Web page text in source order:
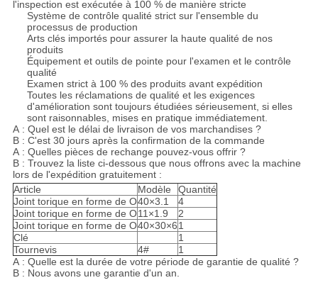
l'inspection est exécutée à 100 % de manière stricte
Système de contrôle qualité strict sur l'ensemble du
processus de production
Arts clés importés pour assurer la haute qualité de nos
produits
Équipement et outils de pointe pour l'examen et le contrôle
qualité
Examen strict à 100 % des produits avant expédition
Toutes les réclamations de qualité et les exigences
d'amélioration sont toujours étudiées sérieusement, si elles
sont raisonnables, mises en pratique immédiatement.
A : Quel est le délai de livraison de vos marchandises ?
B : C'est 30 jours après la confirmation de la commande
A : Quelles pièces de rechange pouvez-vous offrir ?
B : Trouvez la liste ci-dessous que nous offrons avec la machine
lors de l'expédition gratuitement :
Article
Modèle
Quantité
Joint torique en forme de O40×3.1
4
Joint torique en forme de O11×1.9
2
Joint torique en forme de O40×30×61
Clé
1
Tournevis
4#
1
A : Quelle est la durée de votre période de garantie de qualité ?
B : Nous avons une garantie d'un an.